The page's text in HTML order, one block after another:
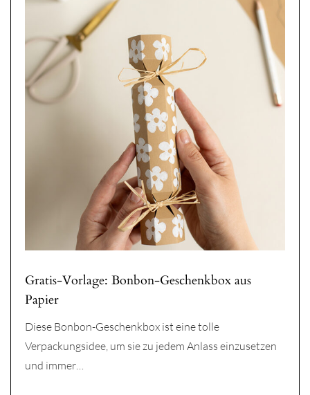
Gratis-Vorlage: Bonbon-Geschenkbox aus
Papier
Diese Bonbon-Geschenkbox ist eine tolle
Verpackungsidee, um sie zu jedem Anlass einzusetzen
und immer…